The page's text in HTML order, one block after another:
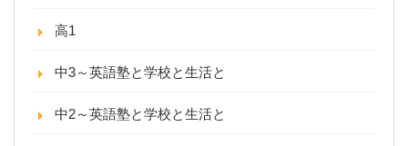
高1
中3～英語塾と学校と生活と
中2～英語塾と学校と生活と